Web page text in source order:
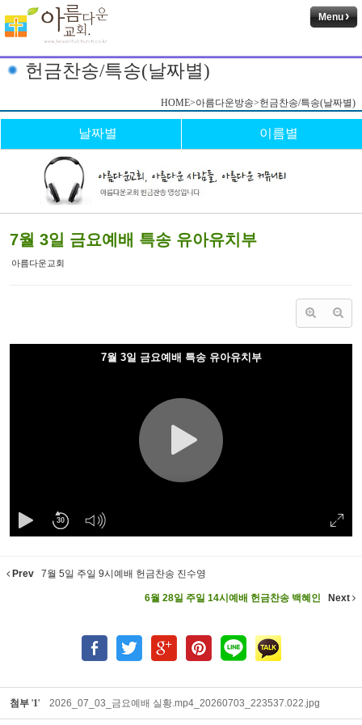
Menu
헌금찬송/특송(날짜별)
HOME>아름다운방송>헌금찬송/특송(날짜별)
날짜별 이름별
7월 3일 금요예배 특송 유아유치부
아름다운교회
7월 3일 금요예배 특송 유아유치부
30
Prev 7월 5일 주일 9시예배 헌금찬송 진수영
6월 28일 주일 14시예배 헌금찬송 백혜인 Next
첨부 '1' 2026_07_03_금요예배 실황.mp4_20260703_223537.022.jpg